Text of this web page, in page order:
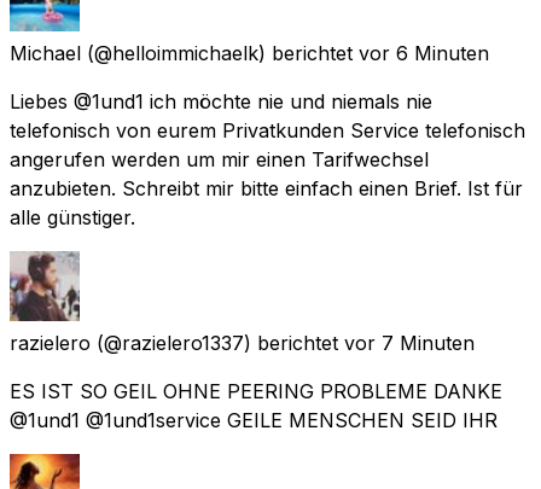
Michael (@helloimmichaelk) berichtet vor 6 Minuten
Liebes @1und1 ich möchte nie und niemals nie
telefonisch von eurem Privatkunden Service telefonisch
angerufen werden um mir einen Tarifwechsel
anzubieten. Schreibt mir bitte einfach einen Brief. Ist für
alle günstiger.
razielero (@razielero1337) berichtet vor 7 Minuten
ES IST SO GEIL OHNE PEERING PROBLEME DANKE
@1und1 @1und1service GEILE MENSCHEN SEID IHR